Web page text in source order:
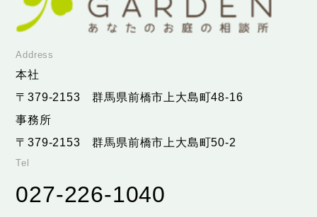
Address
本社
〒379-2153群馬県前橋市上大島町48-16
事務所
〒379-2153群馬県前橋市上大島町50-2
Tel
027-226-1040